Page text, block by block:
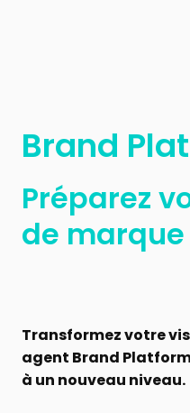
Brand
Préparez
de marque
Transformez votre
agent Brand
à un nouveau niveau.